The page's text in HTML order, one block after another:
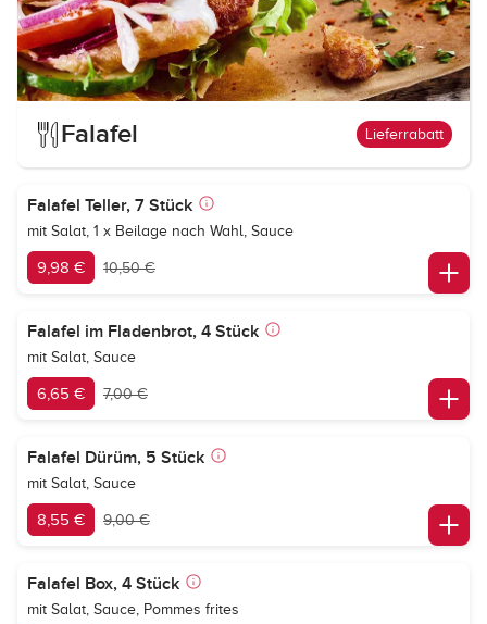
Falafel Lieferrabatt
Falafel Teller, 7 Stück
mit Salat, 1 x Beilage nach Wahl, Sauce
9,98 € 10,50 €
Falafel im Fladenbrot, 4 Stück
mit Salat, Sauce
6,65 € 7,00 €
Falafel Dürüm, 5 Stück
mit Salat, Sauce
8,55 € 9,00 €
Falafel Box, 4 Stück
mit Salat, Sauce, Pommes frites